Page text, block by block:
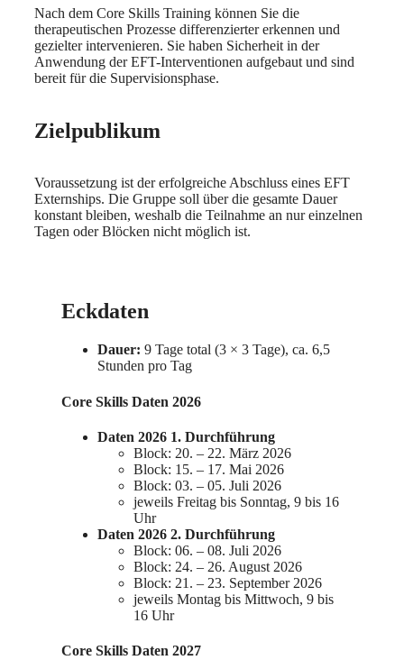
Nach dem Core Skills Training können Sie die
therapeutischen Prozesse differenzierter erkennen und
gezielter intervenieren. Sie haben Sicherheit in der
Anwendung der EFT-Interventionen aufgebaut und sind
bereit für die Supervisionsphase.
Zielpublikum
Voraussetzung ist der erfolgreiche Abschluss eines EFT
Externships. Die Gruppe soll über die gesamte Dauer
konstant bleiben, weshalb die Teilnahme an nur einzelnen
Tagen oder Blöcken nicht möglich ist.
Eckdaten
Dauer: 9 Tage total (3 × 3 Tage), ca. 6,5
Stunden pro Tag
Core Skills Daten 2026
Daten 2026 1. Durchführung
Block: 20. – 22. März 2026
Block: 15. – 17. Mai 2026
Block: 03. – 05. Juli 2026
jeweils Freitag bis Sonntag, 9 bis 16
Uhr
Daten 2026 2. Durchführung
Block: 06. – 08. Juli 2026
Block: 24. – 26. August 2026
Block: 21. – 23. September 2026
jeweils Montag bis Mittwoch, 9 bis
16 Uhr
Core Skills Daten 2027